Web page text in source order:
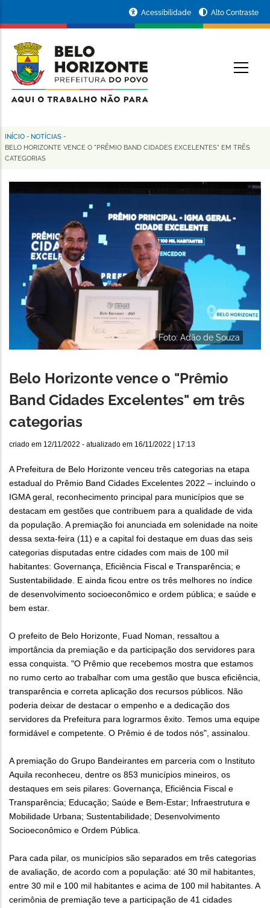
conteúdo
principal
da
Prefeitura
de
Horizonte
Acessibilidade Alto Contraste
Trilha
de
navegação
INÍCIO - NOTÍCIAS -
BELO HORIZONTE VENCE O "PRÊMIO BAND CIDADES EXCELENTES" EM TRÊS
CATEGORIAS
Foto: Adão de Souza
Belo Horizonte vence o "Prêmio
Band Cidades Excelentes" em três
categorias
criado em 12/11/2022 - atualizado em 16/11/2022 | 17:13
A Prefeitura de Belo Horizonte venceu três categorias na etapa
estadual do Prêmio Band Cidades Excelentes 2022 – incluindo o
IGMA geral, reconhecimento principal para municípios que se
destacam em gestões que contribuem para a qualidade de vida
da população. A premiação foi anunciada em solenidade na noite
dessa sexta-feira (11) e a capital foi destaque em duas das seis
categorias disputadas entre cidades com mais de 100 mil
habitantes: Governança, Eficiência Fiscal e Transparência; e
Sustentabilidade. E ainda ficou entre os três melhores no índice
de desenvolvimento socioeconômico e ordem pública; e saúde e
bem estar.
O prefeito de Belo Horizonte, Fuad Noman, ressaltou a
importância da premiação e da participação dos servidores para
essa conquista. "O Prêmio que recebemos mostra que estamos
no rumo certo ao trabalhar com uma gestão que busca eficiência,
transparência e correta aplicação dos recursos públicos. Não
poderia deixar de destacar o empenho e a dedicação dos
servidores da Prefeitura para lograrmos êxito. Temos uma equipe
formidável e competente. O Prêmio é de todos nós", assinalou.
A premiação do Grupo Bandeirantes em parceria com o Instituto
Aquila reconheceu, dentre os 853 municípios mineiros, os
destaques em seis pilares: Governança, Eficiência Fiscal e
Transparência; Educação; Saúde e Bem-Estar; Infraestrutura e
Mobilidade Urbana; Sustentabilidade; Desenvolvimento
Socioeconômico e Ordem Pública.
Para cada pilar, os municípios são separados em três categorias
de avaliação, de acordo com a população: até 30 mil habitantes,
entre 30 mil e 100 mil habitantes e acima de 100 mil habitantes. A
cerimônia de premiação teve a participação de 41 cidades